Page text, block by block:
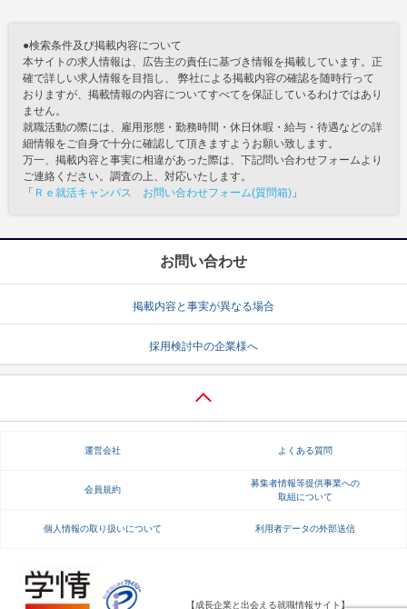
●検索条件及び掲載内容について
本サイトの求人情報は、広告主の責任に基づき情報を掲載しています。正
確で詳しい求人情報を目指し、 弊社による掲載内容の確認を随時行って
おりますが、掲載情報の内容についてすべてを保証しているわけではあり
ません。
就職活動の際には、雇用形態・勤務時間・休日休暇・給与・待遇などの詳
細情報をご自身で十分に確認して頂きますようお願い致します。
万一、掲載内容と事実に相違があった際は、下記問い合わせフォームより
ご連絡ください。調査の上、対応いたします。
「 Ｒｅ就活キャンパス お問い合わせフォーム(質問箱) 」
お問い合わせ
掲載内容と事実が異なる場合
採用検討中の企業様へ
運営会社 よくある質問
会員規約
募集者情報等提供事業への
取組について
個人情報の取り扱いについて 利用者データの外部送信
【成長企業と出会える就職情報サイト】